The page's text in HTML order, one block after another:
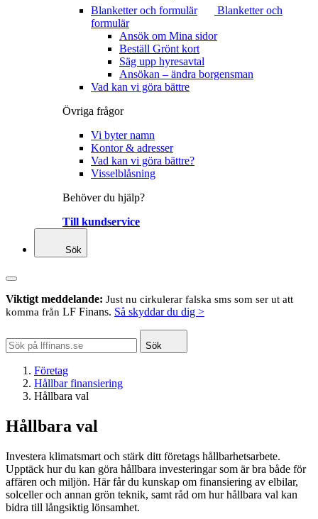
Blanketter och formulär
Blanketter och
formulär
Ansök om Mina sidor
Beställ Grönt kort
Säg upp hyresavtal
Ansökan – ändra borgensman
Vad kan vi göra bättre
Övriga frågor
Vi byter namn
Kontor & adresser
Vad kan vi göra bättre?
Visselblåsning
Behöver du hjälp?
Till kundservice
Sök
Viktigt meddelande: Just nu cirkulerar falska sms som ser ut att
komma från LF Finans. Så skyddar du dig >
Sök
Företag
Hållbar finansiering
Hållbara val
Hållbara val
Investera klimatsmart och stärk ditt företags hållbarhetsarbete.
Upptäck hur du kan göra hållbara investeringar som är bra både för
affären och miljön. Här får du kunskap om finansiering av elbilar,
solceller och annan grön teknik, samt råd om hur hållbara val kan
bidra till långsiktig lönsamhet.